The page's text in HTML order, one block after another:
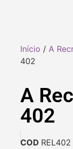
Início / A
402
A
402
COD REL402